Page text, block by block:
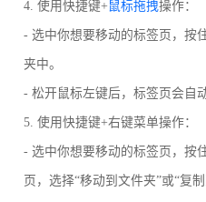
4. 使用快捷键+鼠标拖拽操作：
- 选中你想要移动的标签页，按
夹中。
- 松开鼠标左键后，标签页会自
5. 使用快捷键+右键菜单操作：
- 选中你想要移动的标签页，按
页，选择“移动到文件夹”或“复制